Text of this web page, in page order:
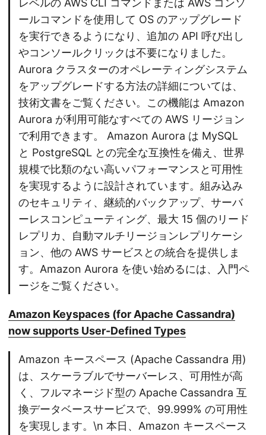
レベルの AWS CLI コマンドまたは AWS コンソ
ールコマンドを使用して OS のアップグレード
を実行できるようになり、追加の API 呼び出し
やコンソールクリックは不要になりました。
Aurora クラスターのオペレーティングシステム
をアップグレードする方法の詳細については、
技術文書をご覧ください。この機能は Amazon
Aurora が利用可能なすべての AWS リージョン
で利用できます。 Amazon Aurora は MySQL
と PostgreSQL との完全な互換性を備え、世界
規模で比類のない高いパフォーマンスと可用性
を実現するように設計されています。組み込み
のセキュリティ、継続的バックアップ、サーバ
ーレスコンピューティング、最大 15 個のリード
レプリカ、自動マルチリージョンレプリケーシ
ョン、他の AWS サービスとの統合を提供しま
す。Amazon Aurora を使い始めるには、入門ペ
ージをご覧ください。
Amazon Keyspaces (for Apache Cassandra)
now supports User-Defined Types
Amazon キースペース (Apache Cassandra 用)
は、スケーラブルでサーバーレス、可用性が高
く、フルマネージド型の Apache Cassandra 互
換データベースサービスで、99.999% の可用性
を実現します。\n 本日、Amazon キースペース